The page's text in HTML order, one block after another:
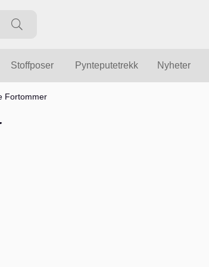
Stoffposer Pynteputetrekk Nyheter
Fortommer